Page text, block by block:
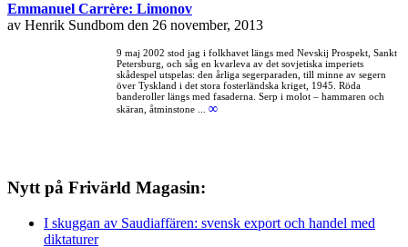
Emmanuel Carrère: Limonov
av Henrik Sundbom den 26 november, 2013
9 maj 2002 stod jag i folkhavet längs med Nevskij Prospekt, Sankt
Petersburg, och såg en kvarleva av det sovjetiska imperiets
skådespel utspelas: den årliga segerparaden, till minne av segern
över Tyskland i det stora fosterländska kriget, 1945. Röda
banderoller längs med fasaderna. Serp i molot – hammaren och
skäran, åtminstone ... ∞
Nytt på Frivärld Magasin:
I skuggan av Saudiaffären: svensk export och handel med
diktaturer